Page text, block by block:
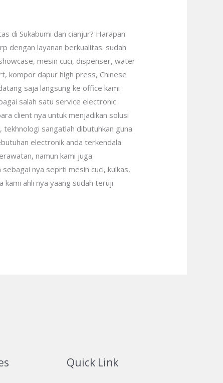
di Sukabumi dan cianjur? Harapan
dengan layanan berkualitas. sudah
mesin cuci, dispenser, water
kompor dapur high press, Chinese
saja langsung ke office kami
salah satu service electronic
client nya untuk menjadikan solusi
sangatlah dibutuhkan guna
electronik anda terkendala
namun kami juga
nya seprti mesin cuci, kulkas,
kami ahli nya yaang sudah teruji
Quick Link